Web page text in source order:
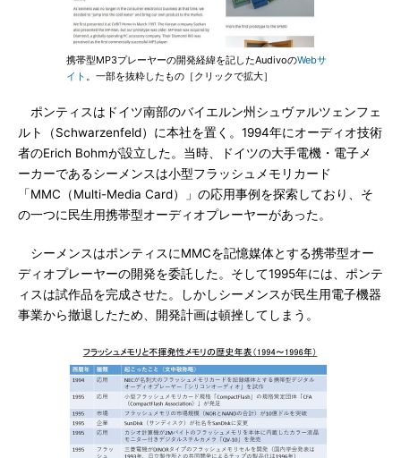
携帯型MP3プレーヤーの開発経緯を記したAudivoのWebサ
イト 。一部を抜粋したもの［クリックで拡大］
ポンティスはドイツ南部のバイエルン州シュヴァルツェンフェ
ルト（Schwarzenfeld）に本社を置く。1994年にオーディオ技術
者のErich Bohmが設立した。当時、ドイツの大手電機・電子メ
ーカーであるシーメンスは小型フラッシュメモリカード
「MMC（Multi-Media Card）」の応用事例を探索しており、そ
の一つに民生用携帯型オーディオプレーヤーがあった。
シーメンスはポンティスにMMCを記憶媒体とする携帯型オー
ディオプレーヤーの開発を委託した。そして1995年には、ポンテ
ィスは試作品を完成させた。しかしシーメンスが民生用電子機器
事業から撤退したため、開発計画は頓挫してしまう。